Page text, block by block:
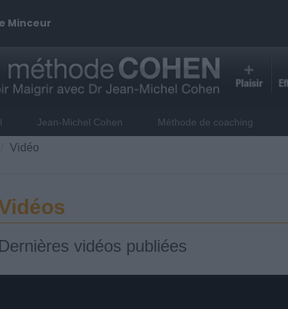
Jean-Michel Cohen Méthode de coaching
Vidéo
Dernières vidéos publiées
Minceur